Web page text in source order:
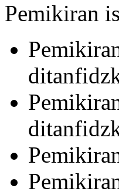
Pemikiran